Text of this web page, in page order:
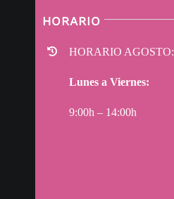
HORARIO
HORARIO AGOSTO:
Lunes a Viernes:
9:00h – 14:00h